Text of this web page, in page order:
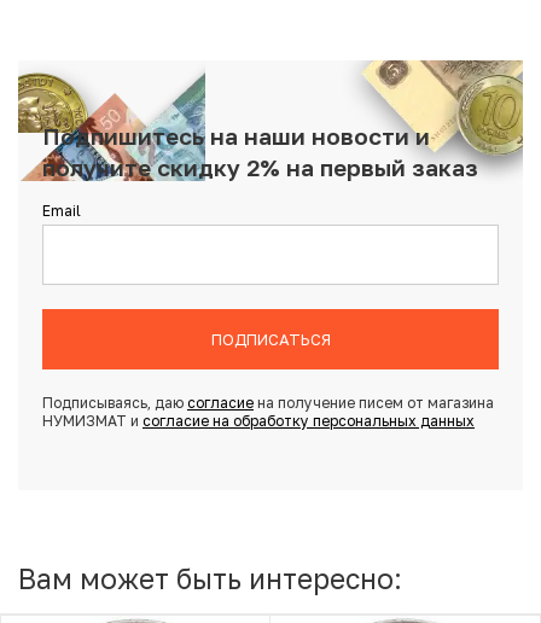
Подпишитесь на наши новости и
получите скидку 2% на первый заказ
Email
ПОДПИСАТЬСЯ
Подписываясь, даю согласиена получение писем от магазина
НУМИЗМАТ и согласие на обработку персональных данных
Вам может быть интересно: